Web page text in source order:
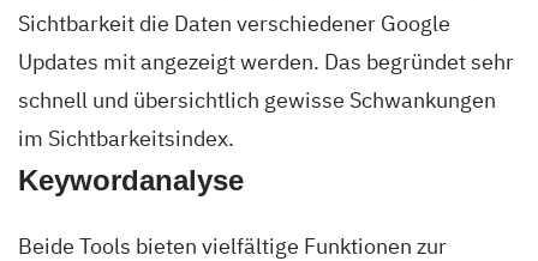
Sichtbarkeit die Daten verschiedener Google
Updates mit angezeigt werden. Das begründet sehr
schnell und übersichtlich gewisse Schwankungen
im Sichtbarkeitsindex.
Keywordanalyse
Beide Tools bieten vielfältige Funktionen zur